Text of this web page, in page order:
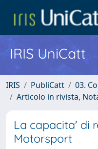
IRIS UniCatt
IRIS PubliCatt
03.
Articolo in rivista,
La capacita' di
Motorsport